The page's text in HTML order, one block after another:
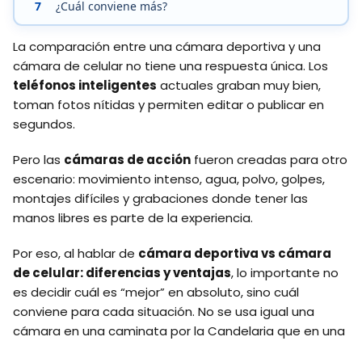
7
¿Cuál conviene más?
La comparación entre una cámara deportiva y una
cámara de celular no tiene una respuesta única. Los
teléfonos inteligentes actuales graban muy bien,
toman fotos nítidas y permiten editar o publicar en
segundos.
Pero las cámaras de acción fueron creadas para otro
escenario: movimiento intenso, agua, polvo, golpes,
montajes difíciles y grabaciones donde tener las
manos libres es parte de la experiencia.
Por eso, al hablar de cámara deportiva vs cámara
de celular: diferencias y ventajas, lo importante no
es decidir cuál es “mejor” en absoluto, sino cuál
conviene para cada situación. No se usa igual una
cámara en una caminata por la Candelaria que en una